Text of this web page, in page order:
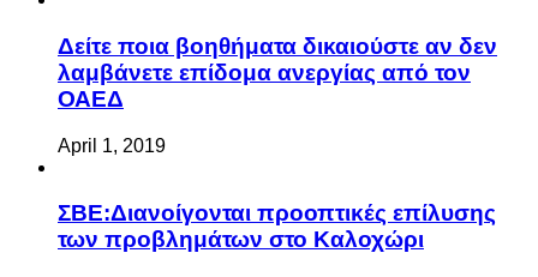
Δείτε ποια βοηθήματα δικαιούστε αν δεν
λαμβάνετε επίδομα ανεργίας από τον
ΟΑΕΔ
April 1, 2019
ΣΒΕ:Διανοίγονται προοπτικές επίλυσης
των προβλημάτων στο Καλοχώρι